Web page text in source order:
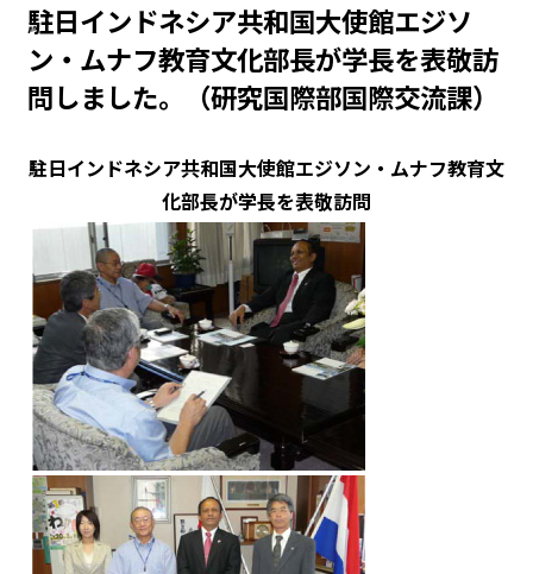
駐日インドネシア共和国大使館エジソ
ン・ムナフ教育文化部長が学長を表敬訪
問しました。（研究国際部国際交流課）
駐日インドネシア共和国大使館エジソン・ムナフ教育文
化部長が学長を表敬訪問